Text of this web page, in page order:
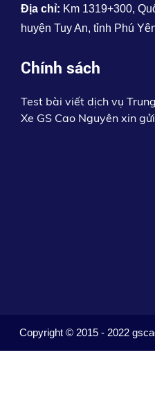
Địa chỉ: Km 1319+300,
huyện Tuy An, tỉnh Phú
Chính sách
Test bài viết dịch vụ
Xe GS Cao Nguyên xin
Copyright © 2015 - 2022